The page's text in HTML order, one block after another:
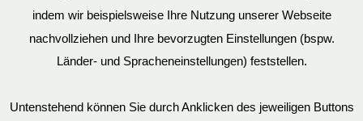
Mein Konto
indem wir beispielsweise Ihre Nutzung unserer Webseite
nachvollziehen und Ihre bevorzugten Einstellungen (bspw.
Länder- und Spracheneinstellungen) feststellen.
Untenstehend können Sie durch Anklicken des jeweiligen Buttons